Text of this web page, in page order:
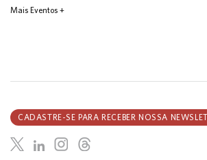
Mais Eventos +
CADASTRE-SE PARA RECEBER NOSSA